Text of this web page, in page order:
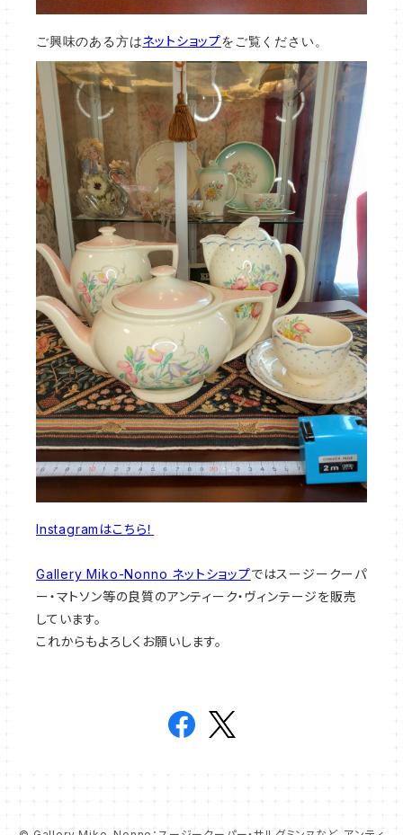
ご興味のある方はネットショップをご覧ください。
Instagramはこちら！
Gallery Miko-Nonno ネットショップではスージークーパ
ー・マトソン等の良質のアンティーク・ヴィンテージを販売
しています。
これからもよろしくお願いします。